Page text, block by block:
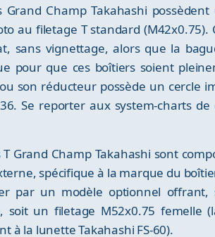
Grand Champ Takahashi
au filetage T standard
sans vignettage, alors que la
pour que ces boîtiers soient
son réducteur possède un cercle
Se reporter aux system-charts
T Grand Champ Takahashi sont
spécifique à la marque du
par un modèle optionnel
soit un filetage M52x0.75 femelle
à la lunette Takahashi FS-60).